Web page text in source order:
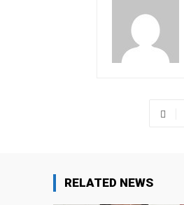
RELATED NEWS